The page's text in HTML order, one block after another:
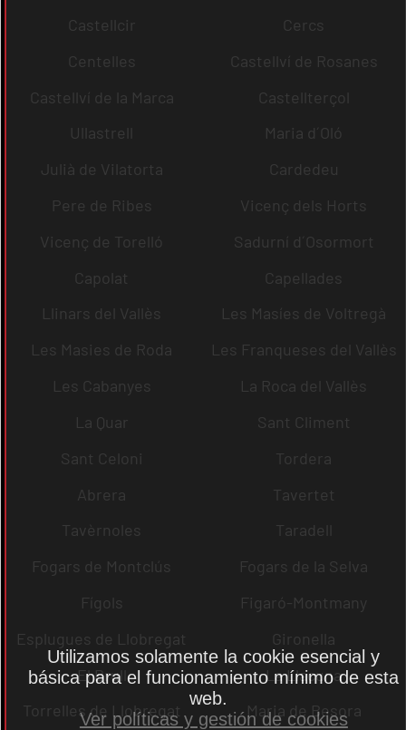
Castellcir
Cercs
Centelles
Castellví de Rosanes
Castellví de la Marca
Castellterçol
Ullastrell
Maria d´Oló
Julià de Vilatorta
Cardedeu
Pere de Ribes
Vicenç dels Horts
Vicenç de Torelló
Sadurní d´Osormort
Capolat
Capellades
Llinars del Vallès
Les Masíes de Voltregà
Les Masies de Roda
Les Franqueses del Vallès
Les Cabanyes
La Roca del Vallès
La Quar
Sant Climent
Sant Celoni
Tordera
Abrera
Tavertet
Tavèrnoles
Taradell
Fogars de Montclús
Fogars de la Selva
Fígols
Figaró-Montmany
Esplugues de Llobregat
Gironella
El Brull
La Llacuna
Torrelles de Llobregat
Maria de Besora
Utilizamos solamente la cookie esencial y
básica para el funcionamiento mínimo de esta
web.
Ver políticas y gestión de cookies